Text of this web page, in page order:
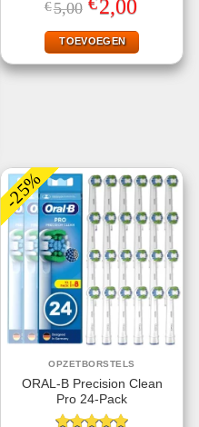
€5,00 prijs
was:
€5,00.
2,00
is:
€2,00.
TOEVOEGEN
-25%
OPZETBORSTELS
ORAL-B Precision Clean
Pro 24-Pack